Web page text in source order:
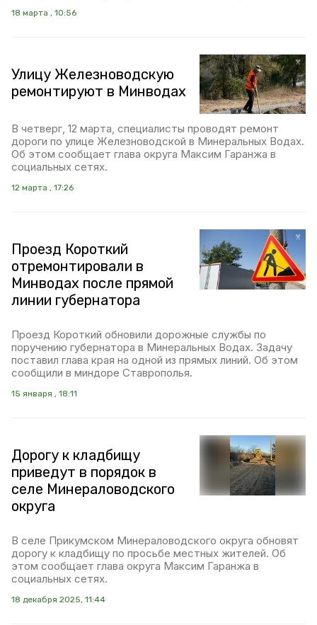
18 марта , 10:56
Улицу Железноводскую
ремонтируют в Минводах
В четверг, 12 марта, специалисты проводят ремонт
дороги по улице Железноводской в Минеральных Водах.
Об этом сообщает глава округа Максим Гаранжа в
социальных сетях.
12 марта , 17:26
Проезд Короткий
отремонтировали в
Минводах после прямой
линии губернатора
Проезд Короткий обновили дорожные службы по
поручению губернатора в Минеральных Водах. Задачу
поставил глава края на одной из прямых линий. Об этом
сообщили в миндоре Ставрополья.
15 января , 18:11
Дорогу к кладбищу
приведут в порядок в
селе Минераловодского
округа
В селе Прикумском Минераловодского округа обновят
дорогу к кладбищу по просьбе местных жителей. Об
этом сообщает глава округа Максим Гаранжа в
социальных сетях.
18 декабря 2025, 11:44